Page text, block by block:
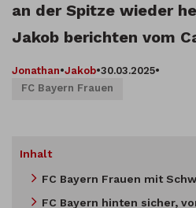
an der Spitze wieder
Jakob berichten vom
Jonathan•Jakob•30.03.2025•
FC Bayern Frauen
Inhalt
FC Bayern Frauen mit
FC Bayern hinten sicher,